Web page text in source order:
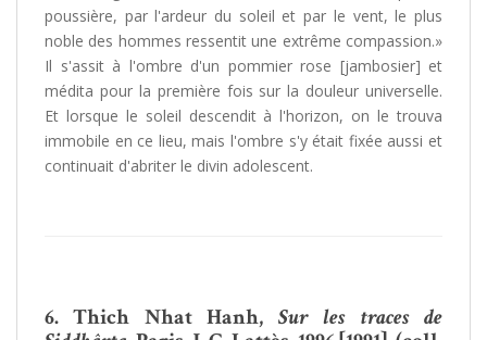
poussière, par l'ardeur du soleil et par le vent, le plus
noble des hommes ressentit une extrême compassion.»
Il s'assit à l'ombre d'un pommier rose [jambosier] et
médita pour la première fois sur la douleur universelle.
Et lorsque le soleil descendit à l'horizon, on le trouva
immobile en ce lieu, mais l'ombre s'y était fixée aussi et
continuait d'abriter le divin adolescent.
6.Thich Nhat Hanh, Sur les traces de